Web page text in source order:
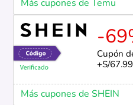
Más cupones de Temu
-
Cupón
+S/67.99
Más cupones de SHEIN